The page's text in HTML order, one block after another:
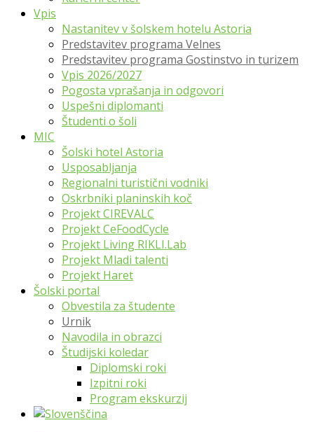
Vpis
Nastanitev v šolskem hotelu Astoria
Predstavitev programa Velnes
Predstavitev programa Gostinstvo in turizem
Vpis 2026/2027
Pogosta vprašanja in odgovori
Uspešni diplomanti
Študenti o šoli
MIC
Šolski hotel Astoria
Usposabljanja
Regionalni turistični vodniki
Oskrbniki planinskih koč
Projekt CIREVALC
Projekt CeFoodCycle
Projekt Living RIKLI.Lab
Projekt Mladi talenti
Projekt Haret
Šolski portal
Obvestila za študente
Urnik
Navodila in obrazci
Študijski koledar
Diplomski roki
Izpitni roki
Program ekskurzij